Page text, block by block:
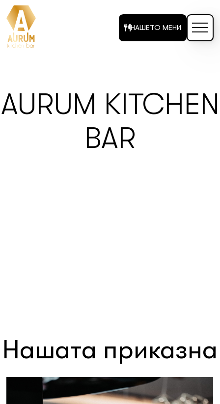
НАШЕТО МЕНИ
AURUM KITCHEN
BAR
Нашата приказна